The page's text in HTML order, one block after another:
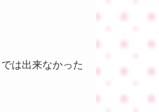
は出来なかった